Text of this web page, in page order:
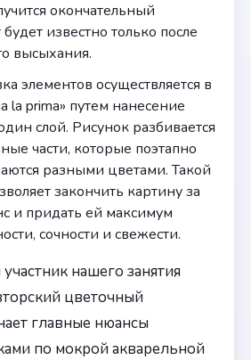
окончательный
будет известно только после
высыхания.
элементов осуществляется в
la prima» путем нанесение
слой. Рисунок разбивается
части, которые поэтапно
разными цветами. Такой
закончить картину за
и придать ей максимум
сочности и свежести.
нашего занятия
цветочный
главные нюансы
по мокрой акварельной